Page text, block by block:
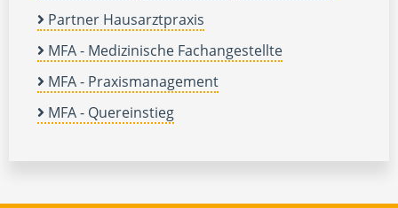
Partner Hausarztpraxis
MFA - Medizinische Fachangestellte
MFA - Praxismanagement
MFA - Quereinstieg